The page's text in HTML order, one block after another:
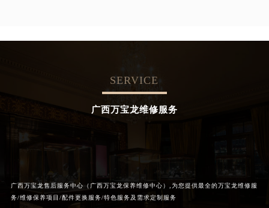
SERVICE
广西万宝龙维修服务
广西万宝龙售后服务中心（广西万宝龙保养维修中心）,为您提供最全的万宝龙维修服
务/维修保养项目/配件更换服务/特色服务及需求定制服务